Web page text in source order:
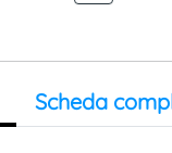
Scheda